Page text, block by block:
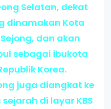
Selatan, dekat
dinamakan Kota
dan akan
sebagai ibukota
Korea.
juga diangkat ke
di layar KBS